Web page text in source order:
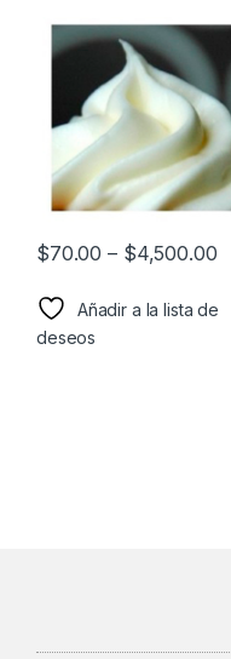
$70.00 – $4,500.00
Añadir a la lista de
deseos